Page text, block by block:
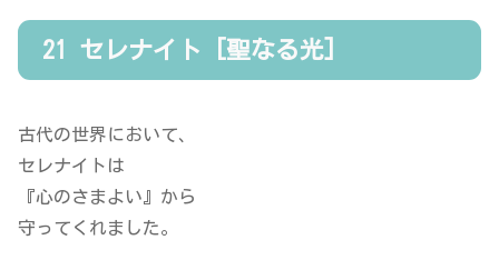
21 セレナイト [聖なる光]
古代の世界において、
セレナイトは
『心のさまよい』から
守ってくれました。